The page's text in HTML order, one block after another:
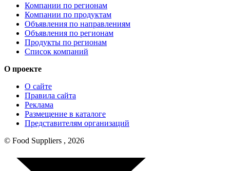
Компании по регионам
Компании по продуктам
Объявления по направлениям
Объявления по регионам
Продукты по регионам
Список компаний
О проекте
О сайте
Правила сайта
Реклама
Размещение в каталоге
Представителям организаций
© Food Suppliers , 2026